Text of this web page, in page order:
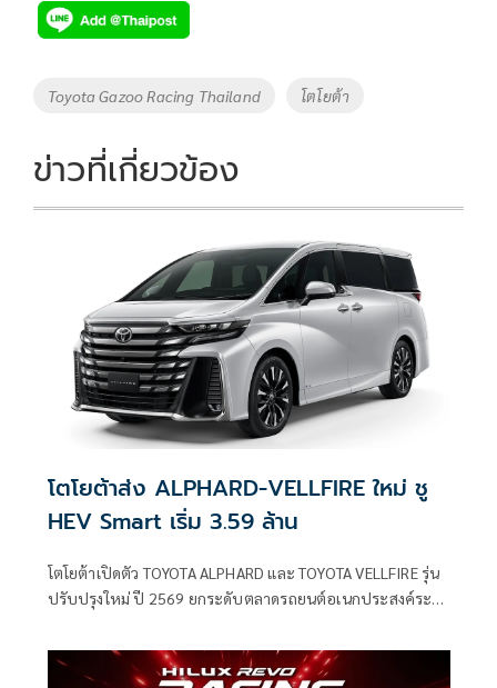
e
b
o
k
tt
er
p
y
Li
k
Tags
Toyota Gazoo Racing Thailand โตโยต้า
ข่าวที่เกี่ยวข้อง
โตโยต้าส่ง ALPHARD-VELLFIRE ใหม่ ชู
HEV Smart เริ่ม 3.59 ล้าน
โตโยต้าเปิดตัว TOYOTA ALPHARD และ TOYOTA VELLFIRE รุ่น
ปรับปรุงใหม่ ปี 2569 ยกระดับตลาดรถยนต์อเนกประสงค์ระ